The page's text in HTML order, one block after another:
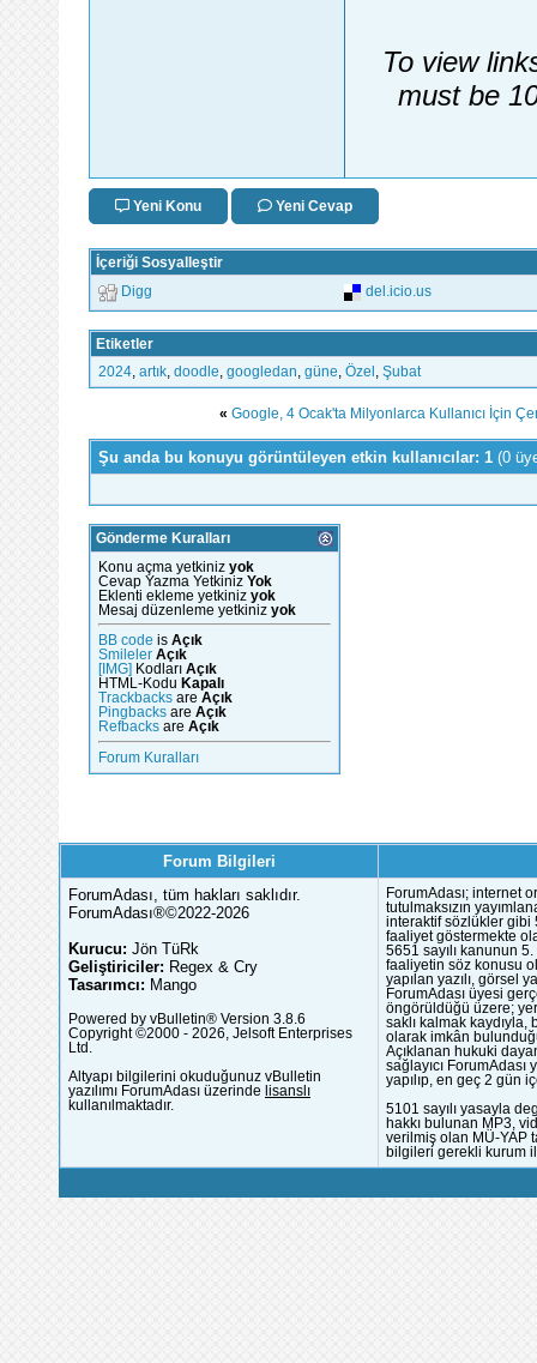
To view
must be
Yeni Konu Yeni Cevap
İçeriği Sosyalleştir
Digg del.icio.us
Etiketler
2024 artık doodle googledan güne Özel Şubat
« Google, 4 Ocak'ta Milyonlarca Kullanıcı İçin
Şu anda bu konuyu görüntüleyen etkin kullanıcılar: 1 (0
Gönderme Kuralları
Konu açma yetkiniz yok
Cevap Yazma Yetkiniz Yok
Eklenti ekleme yetkiniz yok
Mesaj düzenleme yetkiniz yok
BB code is Açık
Smileler Açık
[IMG]
Kodları Açık
HTML-Kodu Kapalı
Trackbacks are Açık
Pingbacks are Açık
Refbacks are Açık
Forum Kuralları
Forum Bilgileri
ForumAdası, tüm hakları saklıdır.
ForumAdası®©2022-2026
Kurucu: Jön TüRk
Geliştiriciler: Regex & Cry
Tasarımcı: Mango
Powered by vBulletin® Version 3.8.6
Copyright ©2000 - 2026, Jelsoft Enterprises
Ltd.
Altyapı bilgilerini okuduğunuz vBulletin
yazılımı ForumAdası üzerinde lisanslı
kullanılmaktadır.
ForumAdası; internet
tutulmaksızın
interaktif sözlükler gibi
faaliyet göstermekte
5651 sayılı kanunun
faaliyetin söz konusu
yapılan yazılı, görsel
ForumAdası üyesi
öngörüldüğü üzere;
saklı kalmak
olarak imkân
Açıklanan hukuki
sağlayıcı
yapılıp, en geç 2 gün
5101 sayılı yasayla
hakkı bulunan MP3,
verilmiş olan MÜ-YAP
bilgileri gerekli kurum